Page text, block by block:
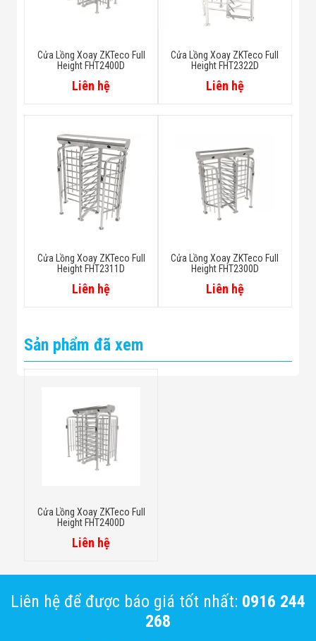
Cửa Lồng Xoay ZKTeco Full
Height FHT2400D
Liên hệ
Cửa Lồng Xoay ZKTeco Full
Height FHT2322D
Liên hệ
Cửa Lồng Xoay ZKTeco Full
Height FHT2311D
Liên hệ
Cửa Lồng Xoay ZKTeco Full
Height FHT2300D
Liên hệ
Sản phẩm đã xem
Cửa Lồng Xoay ZKTeco Full
Height FHT2400D
Liên hệ
Liên hệ để được báo giá tốt nhất: 0916 244
268